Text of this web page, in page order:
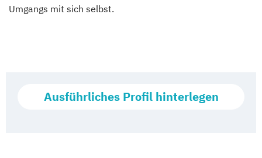
Umgangs mit sich selbst.
Ausführliches Profil hinterlegen